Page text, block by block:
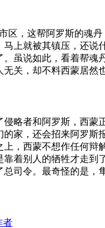
区，这帮阿罗斯的魂
上就被其镇压，还
虽说如此，看着帮
关，却不料西蒙居
略者和阿罗斯，西
家，还会招来阿罗
，西蒙不想作任何
着别人的牺牲才走
司令。最奇怪的是，
者